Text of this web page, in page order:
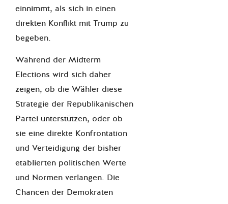
einnimmt, als sich in einen
direkten Konflikt mit Trump zu
begeben.
Während der Midterm
Elections wird sich daher
zeigen, ob die Wähler diese
Strategie der Republikanischen
Partei unterstützen, oder ob
sie eine direkte Konfrontation
und Verteidigung der bisher
etablierten politischen Werte
und Normen verlangen. Die
Chancen der Demokraten